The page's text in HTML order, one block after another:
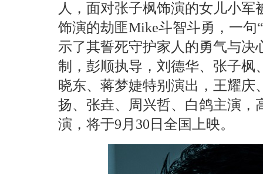
人，面对张子枫饰演的女儿小
饰演的劫匪Mike斗智斗勇，一句
示了其誓死守护家人的勇气与决
制，彭顺执导，刘德华、张子枫
晓东、蒋梦婕特别演出，王耀庆
扬、张垚、周兴哲、白鸽主演，
演，将于9月30日全国上映。